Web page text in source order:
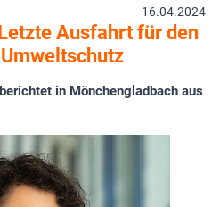
16.04.2024
Ausfahrt für den
in Mönchengladbach aus